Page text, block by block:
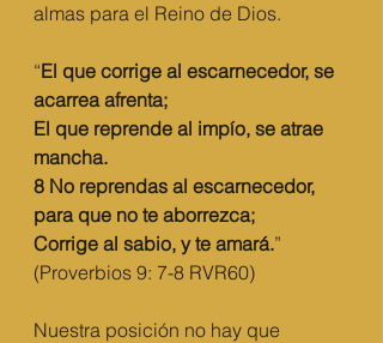
almas para el Reino de Dios.
“El que corrige al escarnecedor, se
acarrea afrenta;
El que reprende al impío, se atrae
mancha.
8 No reprendas al escarnecedor,
para que no te aborrezca;
Corrige al sabio, y te amará.”
(Proverbios 9: 7-8 RVR60)
Nuestra posición no hay que